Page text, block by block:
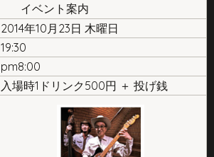
イベント案内
2014年10月23日 木曜日
19:30
pm8:00
入場時1ドリンク500円 ＋ 投げ銭